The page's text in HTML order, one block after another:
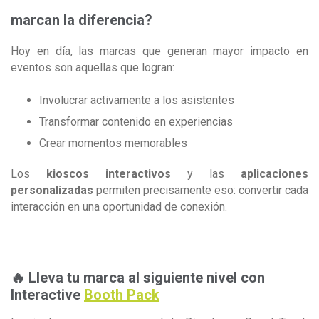
marcan la diferencia?
Hoy en día, las marcas que generan mayor impacto en
eventos son aquellas que logran:
Involucrar activamente a los asistentes
Transformar contenido en experiencias
Crear momentos memorables
Los kioscos interactivos y las aplicaciones
personalizadas permiten precisamente eso: convertir cada
interacción en una oportunidad de conexión.
🔥 Lleva tu marca al siguiente nivel con
Interactive Booth Pack